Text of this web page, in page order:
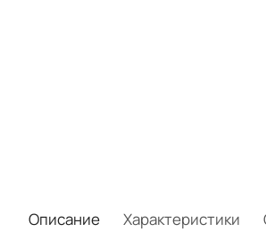
Описание Характеристики